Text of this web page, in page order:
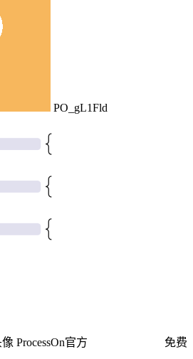
PO_gL1Fld
ProcessOn官方
免费